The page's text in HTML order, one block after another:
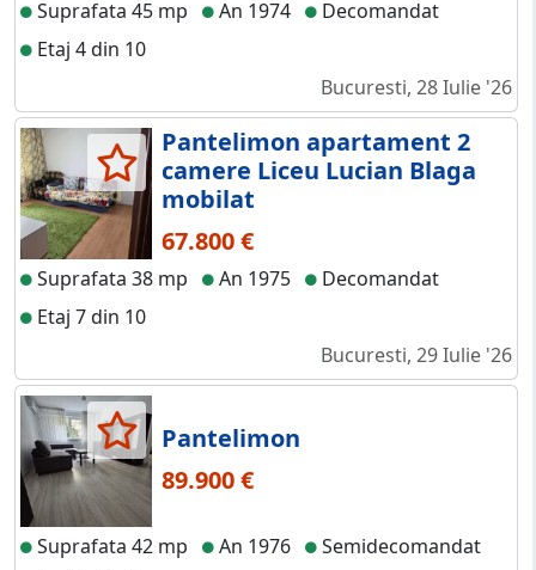
Suprafata 45 mp An 1974
Decomandat
Etaj 4 din 10
Bucuresti, 28 Iulie '26
Pantelimon apartament 2
camere Liceu Lucian Blaga
mobilat
67.800 €
Suprafata 38 mp An 1975
Decomandat
Etaj 7 din 10
Bucuresti, 29 Iulie '26
Pantelimon
89.900 €
Suprafata 42 mp An 1976
Semidecomandat